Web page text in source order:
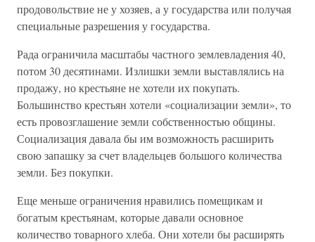
продовольствие не у хозяев, а у государства или получая
специальные разрешения у государства.
Рада ограничила масштабы частного землевладения 40,
потом 30 десятинами. Излишки земли выставлялись на
продажу, но крестьяне не хотели их покупать.
Большинство крестьян хотели «социализации земли», то
есть провозглашение земли собственностью общины.
Социализация давала бы им возможность расширить
свою запашку за счет владельцев большого количества
земли. Без покупки.
Еще меньше ограничения нравились помещикам и
богатым крестьянам, которые давали основное
количество товарного хлеба. Они хотели бы расширять